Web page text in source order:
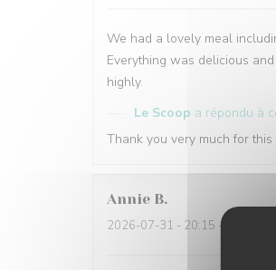
We had a lovely meal
Everything was delicious
highly.
Le Scoop a répondu à
Thank you very much for
Annie B
2026-07-31 - 20:15 - Couverts 2